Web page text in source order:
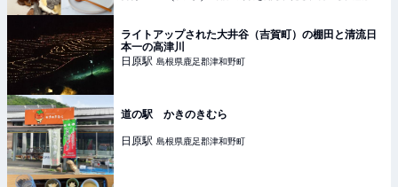
ライトアップされた大井谷（吉賀町）の棚田と清流日
本一の高津川
日原駅 島根県鹿足郡津和野町
道の駅 かきのきむら
日原駅 島根県鹿足郡津和野町